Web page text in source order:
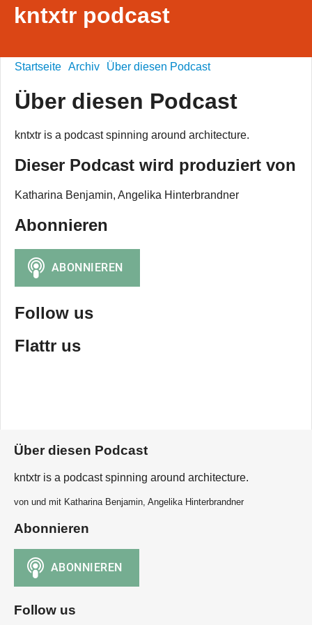
kntxtr podcast
Startseite Archiv Über diesen Podcast
Über diesen Podcast
kntxtr is a podcast spinning around architecture.
Dieser Podcast wird produziert von
Katharina Benjamin, Angelika Hinterbrandner
Abonnieren
Follow us
Flattr us
Über diesen Podcast
kntxtr is a podcast spinning around architecture.
von und mit Katharina Benjamin, Angelika Hinterbrandner
Abonnieren
Follow us